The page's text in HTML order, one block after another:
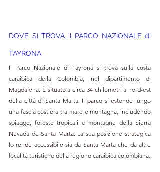
DOVE SI TROVA il PARCO NAZIONALE di
TAYRONA
Il Parco Nazionale di Tayrona si trova sulla costa
caraibica della Colombia, nel dipartimento di
Magdalena. È situato a circa 34 chilometri a nord-est
della città di Santa Marta. Il parco si estende lungo
una fascia costiera tra mare e montagna, includendo
spiagge, foreste tropicali e montagne della Sierra
Nevada de Santa Marta. La sua posizione strategica
lo rende accessibile sia da Santa Marta che da altre
località turistiche della regione caraibica colombiana.